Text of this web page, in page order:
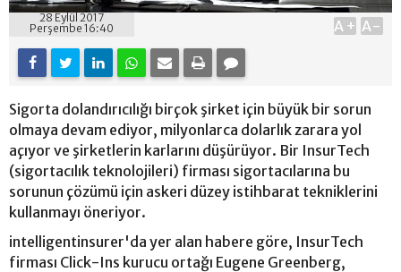
28 Eylül 2017
Perşembe 16:40
A+ A-
Sigorta dolandırıcılığı birçok şirket için büyük bir sorun
olmaya devam ediyor, milyonlarca dolarlık zarara yol
açıyor ve şirketlerin karlarını düşürüyor. Bir InsurTech
(sigortacılık teknolojileri) firması sigortacılarına bu
sorunun çözümü için askeri düzey istihbarat tekniklerini
kullanmayı öneriyor.
intelligentinsurer'da yer alan habere göre, InsurTech
firması Click-Ins kurucu ortağı Eugene Greenberg,